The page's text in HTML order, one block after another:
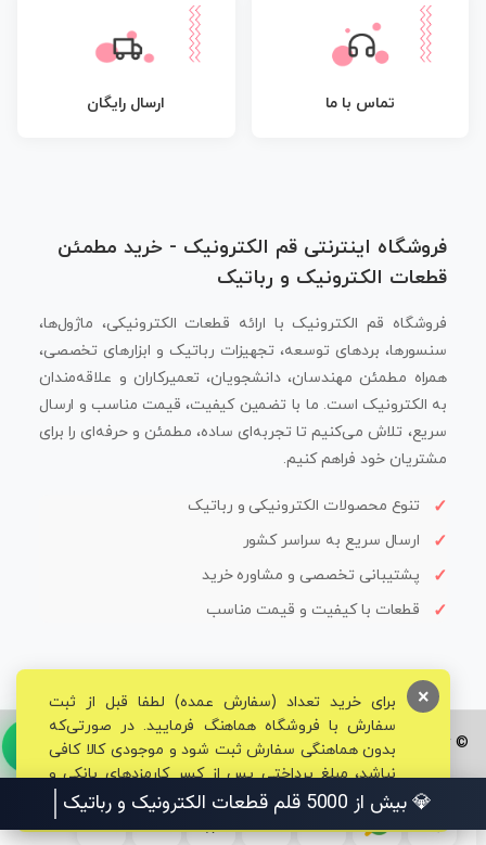
تماس با ما ارسال رایگان
فروشگاه اینترنتی قم الکترونیک - خرید مطمئن
قطعات الکترونیک و رباتیک
فروشگاه قم الکترونیک با ارائه قطعات الکترونیکی، ماژول‌ها،
سنسورها، بردهای توسعه، تجهیزات رباتیک و ابزارهای تخصصی،
همراه مطمئن مهندسان، دانشجویان، تعمیرکاران و علاقه‌مندان
به الکترونیک است. ما با تضمین کیفیت، قیمت مناسب و ارسال
سریع، تلاش می‌کنیم تا تجربه‌ای ساده، مطمئن و حرفه‌ای را برای
مشتریان خود فراهم کنیم.
تنوع محصولات الکترونیکی و رباتیک
ارسال سریع به سراسر کشور
پشتیبانی تخصصی و مشاوره خرید
قطعات با کیفیت و قیمت مناسب
© تمامی حقوق برای فروشگاه تخصصی قم الکترونیک محفوظ می‌باشد.
برای خرید تعداد (سفارش عمده) لطفا قبل از ثبت
سفارش با فروشگاه هماهنگ فرمایید. در صورتی‌که
بدون هماهنگی سفارش ثبت شود و موجودی کالا کافی
نباشد، مبلغ پرداختی پس از کسر کارمزدهای بانکی و
مالیاتی به حساب شما بازگشت داده خواهد شد.
×
💎 بیش از 5000 قلم قطعات الکتر